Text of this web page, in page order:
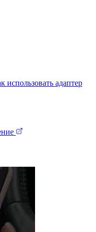
использовать адаптер